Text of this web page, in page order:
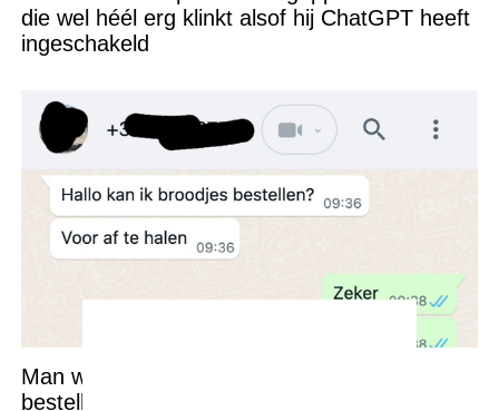
die wel héél erg klinkt alsof hij ChatGPT heeft
ingeschakeld
Man wil last minute lunch voor 50 man
bestellen bij een kleine broodjeszaak en